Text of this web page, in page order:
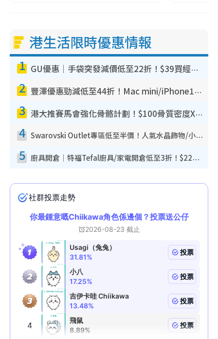
港生活限時優惠情報
1 GU優惠｜手袋突發減價低至22折！$39買經典波士頓包/餃子袋！飾物同步減價$29起！
2 豐澤優惠勁減低至44折！Mac mini/iPhone17Pro大減價！廚房家電$220起
3 港大推賽馬會強化骨骼計劃！$100骨質密度X光檢查 完成免費運動訓練送超市禮券！附參加資格
4 Swarovski Outlet專區低至半價！人氣水晶飾物/小擺設$138起！迪士尼款/水晶高跟鞋都有平
5 廚具開倉｜特福Tefal廚具/家電開倉低至3折！$220起買平底鍋/炒鑊/湯煲！電飯煲/吸塵機/燙斗$418起